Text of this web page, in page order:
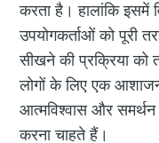
करता है। हालांकि इसमें
उपयोगकर्ताओं को पूरी
सीखने की प्रक्रिया को
लोगों के लिए एक
आत्मविश्वास और
करना चाहते हैं।